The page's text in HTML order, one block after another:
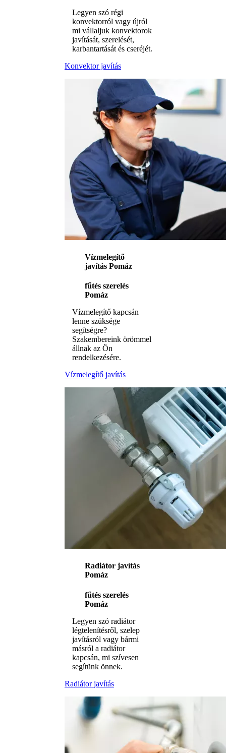
Legyen szó régi
konvektorról vagy újról
mi vállaljuk konvektorok
javítását, szerelését,
karbantartását és cseréjét.
Konvektor javítás
Vízmelegítő
javítás Pomáz
fűtés szerelés
Pomáz
Vízmelegítő kapcsán
lenne szüksége
segítségre?
Szakembereink örömmel
állnak az Ön
rendelkezésére.
Vízmelegítő javítás
Radiátor javítás
Pomáz
fűtés szerelés
Pomáz
Legyen szó radiátor
légtelenítésről, szelep
javításról vagy bármi
másról a radiátor
kapcsán, mi szívesen
segítünk önnek.
Radiátor javítás